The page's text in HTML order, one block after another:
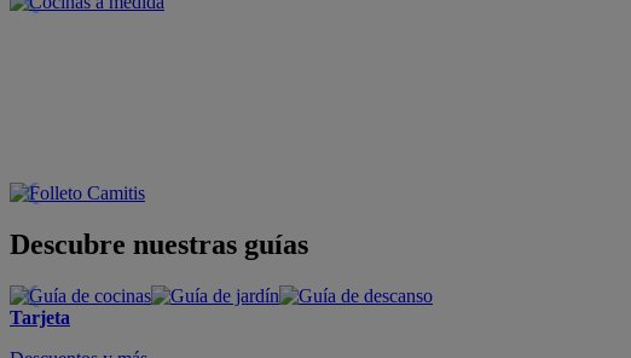
Descubre nuestras guías
Tarjeta